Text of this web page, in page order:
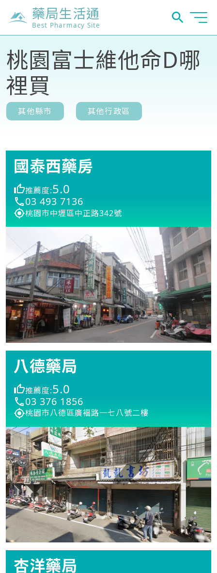
藥局生活通
Best Pharmacy Site
桃園富士維他命D哪
裡買
其他縣市 其他行政區
國泰西藥房
推薦度:5.0
03 493 7136
桃園市中壢區中正路342號
八德藥局
推薦度:5.0
03 376 1856
桃園市八德區廣褔路一七八號二樓
杏洋藥局